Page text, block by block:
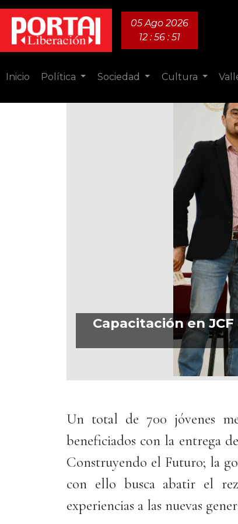
05 Ago 2026
12 : 56 : 53
Inicio Política Sociedad Cultura
Capacitación en
Un total de 700 jóvenes
beneficiados con la entrega
Construyendo el Futuro; la
con ello busca abatir el
experiencias a las nuevas